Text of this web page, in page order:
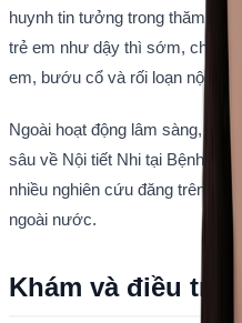
huynh tin tưởng trong thăm
trẻ em như dậy thì sớm, chậm
em, bướu cổ và rối loạn nội tiết.
Ngoài hoạt động lâm sàng,
sâu về Nội tiết Nhi tại Bệnh
nhiều nghiên cứu đăng trên
ngoài nước.
Khám và điều trị